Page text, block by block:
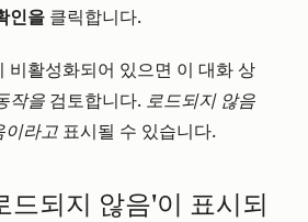
인을 클릭합니다.
비활성화되어 있으면 이 대화 상
작을 검토합니다. 로드되지 않음
이라고 표시될 수 있습니다.
드되지 않음'이 표시되